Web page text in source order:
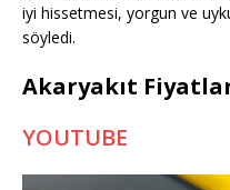
iyi hissetmesi, yorgun ve
söyledi.
Akaryakıt
YOUTUBE